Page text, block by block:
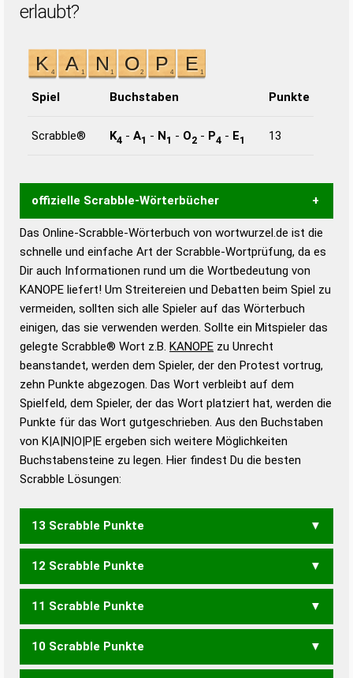
erlaubt?
Spiel Buchstaben Punkte
Scrabble® K4 - A1 - N1 - O2 - P4 - E1 13
offizielle Scrabble-Wörterbücher
Wortwurzel liefert mit Hilfe eines semantischen
Wortanalyse-Algorithmus gute Anhaltspunkte zu
Wortbedeutung, Worttrennung und Wortform, um die
Gültigkeit eines Wortes für das Scrabble-Spiel zu
bestimmen!
zugelassene Turnier Scrabble-
Wörterbücher sind:
Duden – Standardwerk in 12 Bänden
Duden – Richtiges und gutes
Deutsch
Duden – Die deutsche Grammatik
Duden – Deutsches
Das Online-Scrabble-Wörterbuch von wortwurzel.de ist die
schnelle und einfache Art der Scrabble-Wortprüfung, da es
Dir auch Informationen rund um die Wortbedeutung von
KANOPE liefert! Um Streitereien und Debatten beim Spiel zu
vermeiden, sollten sich alle Spieler auf das Wörterbuch
einigen, das sie verwenden werden. Sollte ein Mitspieler das
gelegte Scrabble® Wort z.B. KANOPE zu Unrecht
beanstandet, werden dem Spieler, der den Protest vortrug,
zehn Punkte abgezogen. Das Wort verbleibt auf dem
Spielfeld, dem Spieler, der das Wort platziert hat, werden die
Punkte für das Wort gutgeschrieben. Aus den Buchstaben
von K|A|N|O|P|E ergeben sich weitere Möglichkeiten
Buchstabensteine zu legen. Hier findest Du die besten
Scrabble Lösungen:
13 Scrabble Punkte
OPAKEN OPANKE
12 Scrabble Punkte
OPAKE
11 Scrabble Punkte
KAPO OPAK PAKO
10 Scrabble Punkte